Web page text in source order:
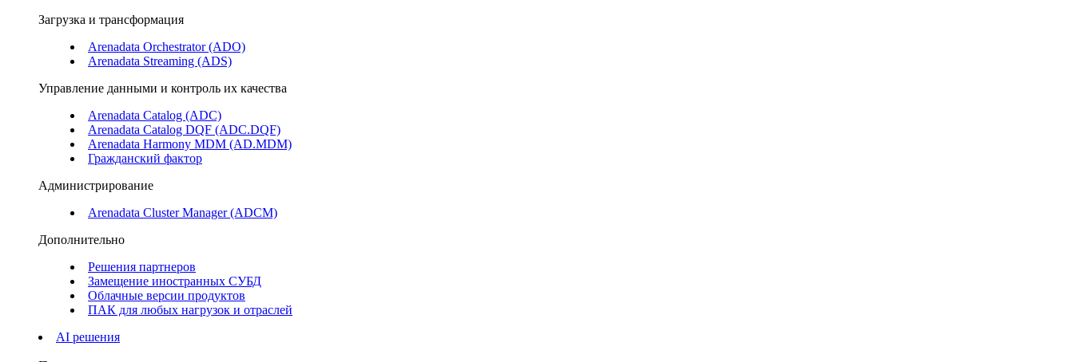
Загрузка и трансформация
Arenadata Orchestrator (ADO)
Arenadata Streaming (ADS)
Управление данными и контроль их качества
Arenadata Catalog (ADC)
Arenadata Catalog DQF (ADС.DQF)
Arenadata Harmony MDM (AD.MDM)
Гражданский фактор
Администрирование
Arenadata Cluster Manager (ADCM)
Дополнительно
Решения партнеров
Замещение иностранных СУБД
Облачные версии продуктов
ПАК для любых нагрузок и отраслей
AI решения